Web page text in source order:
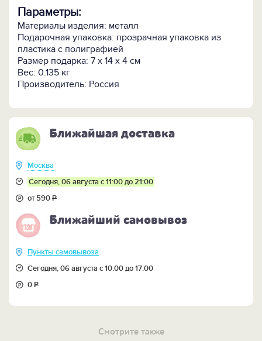
Параметры:
Материалы изделия: металл
Подарочная упаковка: прозрачная упаковка из
пластика с полиграфией
Размер подарка: 7 x 14 x 4 см
Вес: 0.135 кг
Производитель: Россия
Ближайшая доставка
Москва
Сегодня, 06 августа с 11:00 до 21:00
от 590Р
Ближайший самовывоз
Пункты самовывоза
Сегодня, 06 августа с 10:00 до 17:00
0Р
Смотрите также